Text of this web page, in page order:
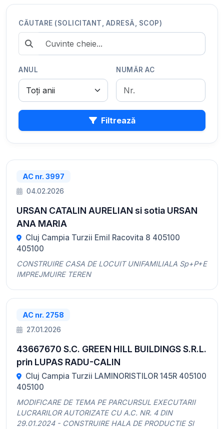
CĂUTARE (SOLICITANT, ADRESĂ, SCOP)
ANUL NUMĂR AC
Filtrează
AC nr. 3997
04.02.2026
URSAN CATALIN AURELIAN si sotia URSAN
ANA MARIA
Cluj Campia Turzii Emil Racovita 8 405100
405100
CONSTRUIRE CASA DE LOCUIT UNIFAMILIALA Sp+P+E
IMPREJMUIRE TEREN
AC nr. 2758
27.01.2026
43667670 S.C. GREEN HILL BUILDINGS S.R.L.
prin LUPAS RADU-CALIN
Cluj Campia Turzii LAMINORISTILOR 145R 405100
405100
MODIFICARE DE TEMA PE PARCURSUL EXECUTARII
LUCRARILOR AUTORIZATE CU A.C. NR. 4 DIN
29.01.2024 - CONSTRUIRE HALA DE PRODUCTIE SI